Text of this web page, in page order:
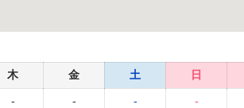
木 金 土 日
- - - -